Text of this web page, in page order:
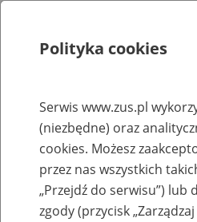
Rejestry, ewidencje i archiwa
Baza
przekształconych
Polityka cookies
Serwis www.zus.pl
(niezbędne) oraz
cookies. Możesz
przez nas wszystkich
„Przejdź do serwisu”) lub
zgody (przycisk